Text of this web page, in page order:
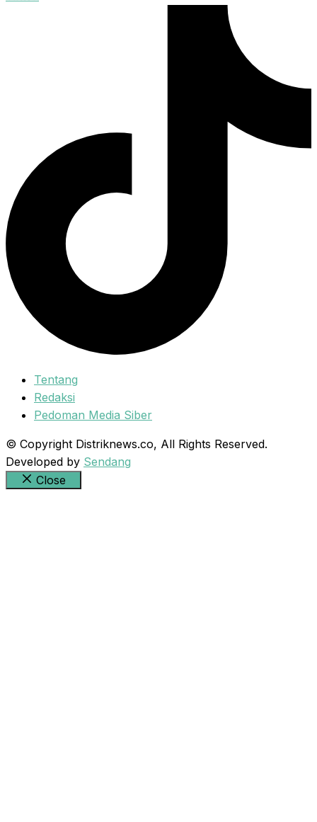
Tentang
Redaksi
Pedoman Media Siber
© Copyright Distriknews.co, All Rights Reserved.
Developed by Sendang
Close